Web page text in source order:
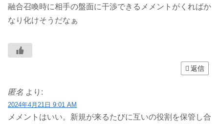
融合召喚時に相手の盤面に干渉できるメメントがくればか
なり化けそうだなぁ
返信
匿名 より:
2024年4月21日 9:01 AM
メメントはいい。新規が来るたびに互いの役割を保管し合